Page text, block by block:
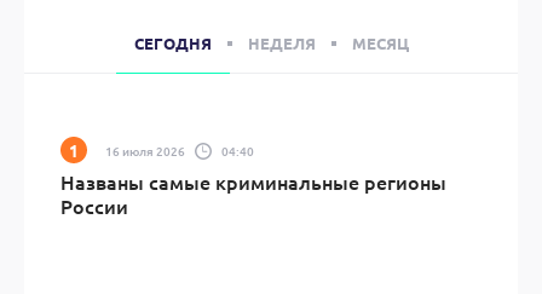
СЕГОДНЯ НЕДЕЛЯ МЕСЯЦ
16 июля 2026 04:40
Названы самые криминальные регионы
России